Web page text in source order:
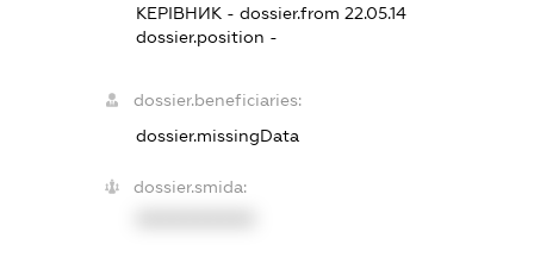
КЕРІВНИК - dossier.from 22.05.14
dossier.position -
dossier.beneficiaries:
dossier.missingData
dossier.smida: